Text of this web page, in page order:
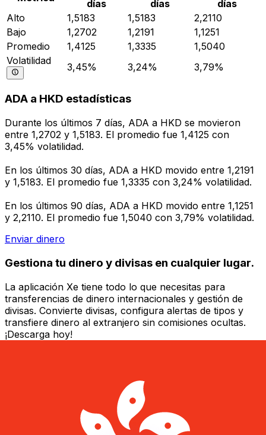
días
días
días
Alto
1,5183 1,5183
2,2110
Bajo
1,2702 1,2191
1,1251
Promedio
1,4125 1,3335
1,5040
Volatilidad
3,45% 3,24% 3,79%
ADA a HKD estadísticas
Durante los últimos 7 días, ADA a HKD se movieron
entre 1,2702 y 1,5183. El promedio fue 1,4125 con
3,45% volatilidad.
En los últimos 30 días, ADA a HKD movido entre 1,2191
y 1,5183. El promedio fue 1,3335 con 3,24% volatilidad.
En los últimos 90 días, ADA a HKD movido entre 1,1251
y 2,2110. El promedio fue 1,5040 con 3,79% volatilidad.
Enviar dinero
Gestiona tu dinero y divisas en cualquier lugar.
La aplicación Xe tiene todo lo que necesitas para
transferencias de dinero internacionales y gestión de
divisas. Convierte divisas, configura alertas de tipos y
transfiere dinero al extranjero sin comisiones ocultas.
¡Descarga hoy!